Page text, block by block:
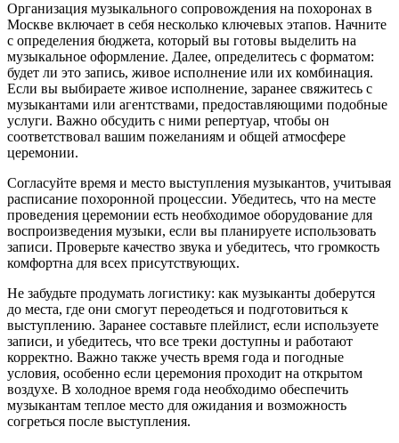
Организация музыкального сопровождения на похоронах в
Москве включает в себя несколько ключевых этапов. Начните
с определения бюджета, который вы готовы выделить на
музыкальное оформление. Далее, определитесь с форматом:
будет ли это запись, живое исполнение или их комбинация.
Если вы выбираете живое исполнение, заранее свяжитесь с
музыкантами или агентствами, предоставляющими подобные
услуги. Важно обсудить с ними репертуар, чтобы он
соответствовал вашим пожеланиям и общей атмосфере
церемонии.
Согласуйте время и место выступления музыкантов, учитывая
расписание похоронной процессии. Убедитесь, что на месте
проведения церемонии есть необходимое оборудование для
воспроизведения музыки, если вы планируете использовать
записи. Проверьте качество звука и убедитесь, что громкость
комфортна для всех присутствующих.
Не забудьте продумать логистику: как музыканты доберутся
до места, где они смогут переодеться и подготовиться к
выступлению. Заранее составьте плейлист, если используете
записи, и убедитесь, что все треки доступны и работают
корректно. Важно также учесть время года и погодные
условия, особенно если церемония проходит на открытом
воздухе. В холодное время года необходимо обеспечить
музыкантам теплое место для ожидания и возможность
согреться после выступления.